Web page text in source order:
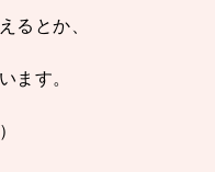
るとか、
ます。